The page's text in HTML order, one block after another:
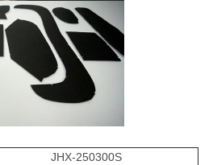
JHX-250300S